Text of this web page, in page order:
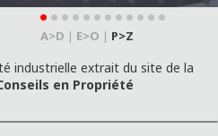
A>D | E>O | P>Z
industrielle extrait du site de la
en Propriété